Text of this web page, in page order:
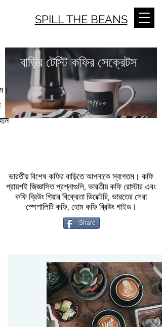
SPILL THE BEANS
বাড়ির টেস্টি কফির সেক্রেটস
ভারতীয় বিশেষ কফির বাড়িতে আপনাকে স্বাগতম। কফি
প্রায়শই জিজ্ঞাসিত প্রশ্নাগুলি, ভারতীয় কফি রোস্টার এবং
কফি ব্রিউং গিয়ার বিক্রেতা ডিরেক্টরি, ভারতের সেরা
স্পেশালিটি কফি, হোম কফি ব্রিউং গাইড।
Share